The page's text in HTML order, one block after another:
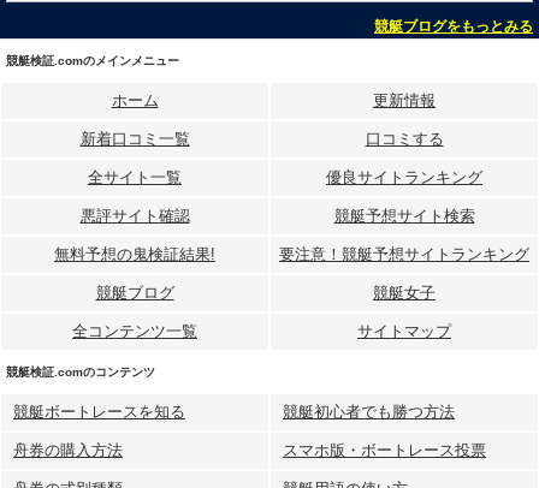
競艇ブログをもっとみる
競艇検証.comのメインメニュー
ホーム 更新情報
新着口コミ一覧 口コミする
全サイト一覧 優良サイトランキング
悪評サイト確認 競艇予想サイト検索
無料予想の⻤検証結果! 要注意！競艇予想サイトランキング
競艇ブログ 競艇女子
全コンテンツ一覧 サイトマップ
競艇検証.comのコンテンツ
競艇ボートレースを知る 競艇初心者でも勝つ方法
舟券の購入方法 スマホ版・ボートレース投票